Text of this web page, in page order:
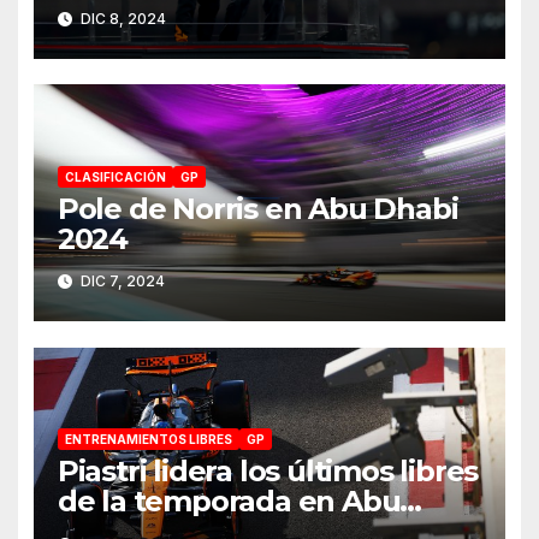
DIC 8, 2024
CLASIFICACIÓN GP
Pole de Norris en Abu Dhabi
2024
DIC 7, 2024
ENTRENAMIENTOS LIBRES GP
Piastri lidera los últimos libres
de la temporada en Abu
Dhabi 2024